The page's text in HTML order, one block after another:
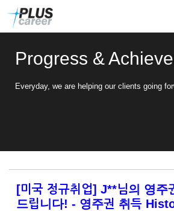
Progress &
Everyday, we are helping our clients going
[미국 정규취업] J**님의 영주
드립니다! - 영주권 취득